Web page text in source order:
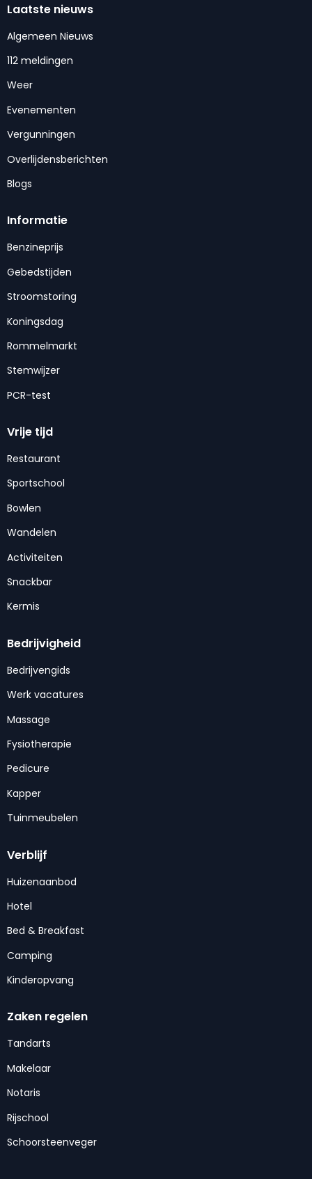
Laatste nieuws
Algemeen Nieuws
112 meldingen
Weer
Evenementen
Vergunningen
Overlijdensberichten
Blogs
Informatie
Benzineprijs
Gebedstijden
Stroomstoring
Koningsdag
Rommelmarkt
Stemwijzer
PCR-test
Vrije tijd
Restaurant
Sportschool
Bowlen
Wandelen
Activiteiten
Snackbar
Kermis
Bedrijvigheid
Bedrijvengids
Werk vacatures
Massage
Fysiotherapie
Pedicure
Kapper
Tuinmeubelen
Verblijf
Huizenaanbod
Hotel
Bed & Breakfast
Camping
Kinderopvang
Zaken regelen
Tandarts
Makelaar
Notaris
Rijschool
Schoorsteenveger